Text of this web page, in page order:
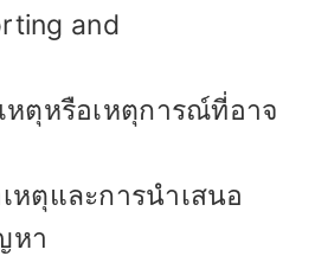
and
หตุหรือเหตุการณ์ที่อาจ
หตุและการนำเสนอ
หา